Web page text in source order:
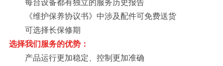
每台设备都有独立的服务历史报告
《维护保养协议书》中涉及配件可免费送货
可选择长保修期
选择我们服务的优势：
产品运行更加稳定、控制更加准确